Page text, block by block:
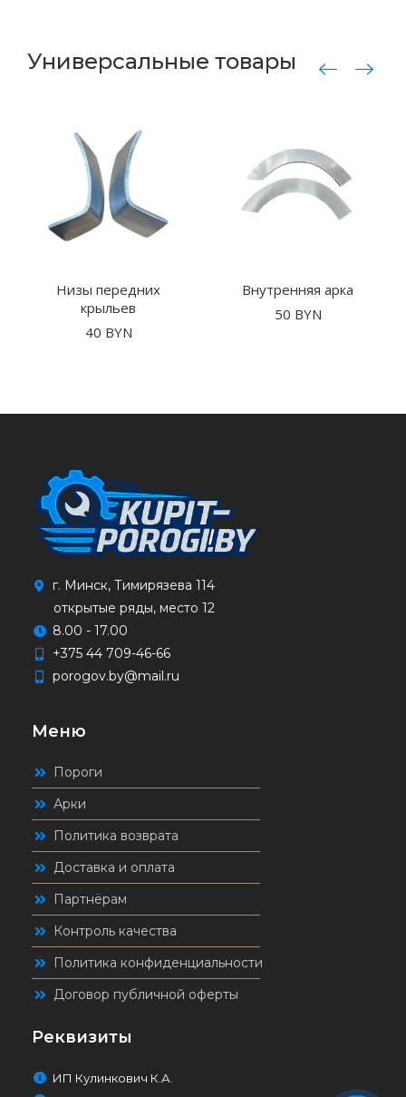
Универсальные товары
Низы передних
крыльев
40 BYN
Внутренняя арка
50 BYN
г. Минск, Тимирязева 114
открытые ряды, место 12
8.00 - 17.00
+375 44 709-46-66
porogov.by@mail.ru
Меню
Пороги
Арки
Политика возврата
Доставка и оплата
Партнёрам
Контроль качества
Политика конфиденциальности
Договор публичной оферты
Реквизиты
ИП Кулинкович К.А.